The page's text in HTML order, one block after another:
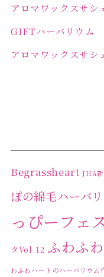
Begrassheart JHA
ぽの綿毛ハーバ
っぴーフェ
タVol.12 ふわふ
わふわハートのハーバリウム